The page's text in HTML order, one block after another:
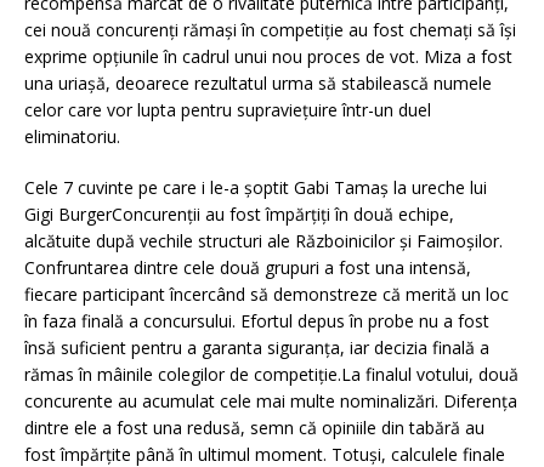
cei nouă concurenți rămași în competiție au fost chemați să își
exprime opțiunile în cadrul unui nou proces de vot. Miza a fost
una uriașă, deoarece rezultatul urma să stabilească numele
celor care vor lupta pentru supraviețuire într-un duel
eliminatoriu.
Cele 7 cuvinte pe care i le-a șoptit Gabi Tamaș la ureche lui
Gigi BurgerConcurenții au fost împărțiți în două echipe,
alcătuite după vechile structuri ale Războinicilor și Faimoșilor.
Confruntarea dintre cele două grupuri a fost una intensă,
fiecare participant încercând să demonstreze că merită un loc
în faza finală a concursului. Efortul depus în probe nu a fost
însă suficient pentru a garanta siguranța, iar decizia finală a
rămas în mâinile colegilor de competiție.La finalul votului, două
concurente au acumulat cele mai multe nominalizări. Diferența
dintre ele a fost una redusă, semn că opiniile din tabără au
fost împărțite până în ultimul moment. Totuși, calculele finale